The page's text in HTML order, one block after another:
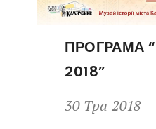
ПРОГРАМА
2018”
30 Тра 2018